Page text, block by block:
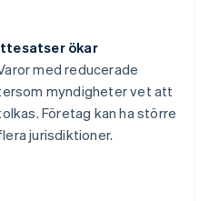
ökar
med reducerade
myndigheter vet att
Företag kan ha större
jurisdiktioner.